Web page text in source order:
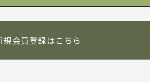
規会員登録はこちら